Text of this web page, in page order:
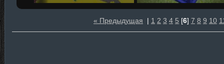
« Предыдущая | 1 2 3 4 5 [6] 7 8 9 10